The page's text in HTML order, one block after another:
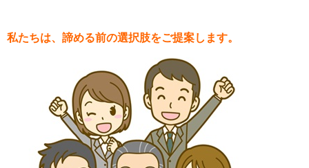
私たちは、諦める前の選択肢をご提案します。